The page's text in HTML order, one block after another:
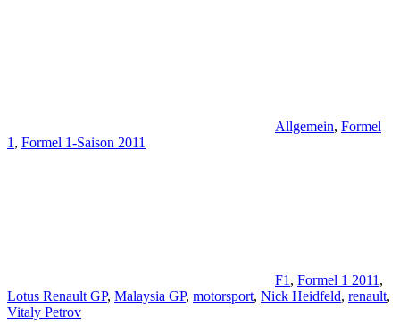
Allgemein, Formel
1 , Formel 1-Saison 2011
F1 , Formel 1 2011 ,
Lotus Renault GP, Malaysia GP, motorsport, Nick Heidfeld, renault,
Vitaly Petrov